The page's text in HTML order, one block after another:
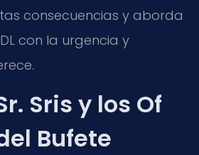
consecuencias y aborda
con la urgencia y
Sris y los Of
Bufete